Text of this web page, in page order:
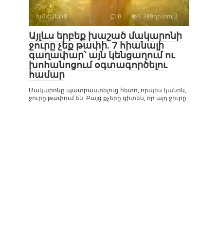
ԽՈՀԱՆՈՑ 0 1 389դիտում
Այլևս երբեք խաշած մակարոնի
ջուրը չեք թափի. 7 հիանալի
գաղափար՝ այն կենցաղում ու
խոհանոցում օգտագործելու
համար
Մակարոնը պատրաստելուց հետո, որպես կանոն,
ջուրը թափում են: Բայց քչերը գիտեն, որ այդ ջուրը